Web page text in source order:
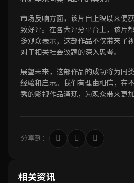
市场反响方面，该片自上映以来便
致好评。在各大评分平台上，该片
多观众表示，这部作品不仅带来了
对于相关社会议题的深入思考。
展望未来，这部作品的成功将为同
经验和启示。我们有理由相信，在
秀的影视作品涌现，为观众带来更
分享到：
相关资讯